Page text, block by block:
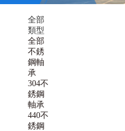
全部
類型
全部
不銹
鋼軸
承
304不
銹鋼
軸承
440不
銹鋼